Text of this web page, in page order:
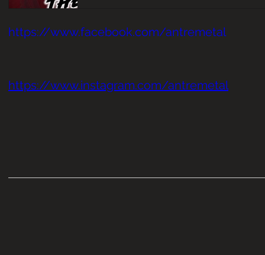
https://www.facebook.com/antremetal
https://www.instagram.com/antremetal